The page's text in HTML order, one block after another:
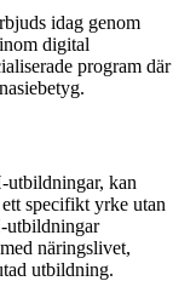
idag genom
digital
program där
utbildningar, kan
specifikt yrke utan
utbildningar
näringslivet,
utbildning.